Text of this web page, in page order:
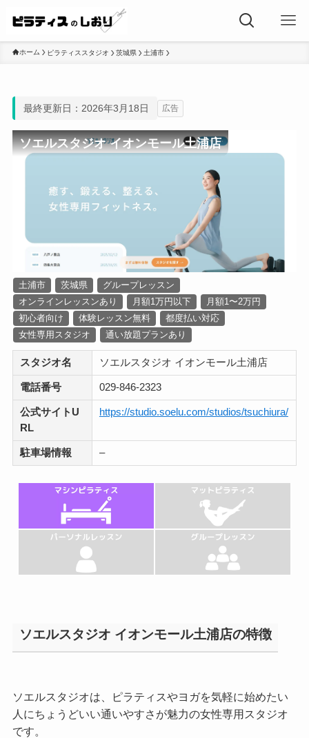
ホーム ピラティススタジオ 茨城県 土浦市
最終更新日：2026年3月18日 広告
ソエルスタジオ イオンモール土浦店
土浦市 茨城県
グループレッスン
オンラインレッスンあり
月額1万円以下
月額1〜2万円
初心者向け
体験レッスン無料
都度払い対応
女性専用スタジオ
通い放題プランあり
スタジオ名 ソエルスタジオ イオンモール土浦店
電話番号 029-846-2323
公式サイトU
RL
https://studio.soelu.com/studios/tsuchiura/
駐車場情報 –
ソエルスタジオ イオンモール土浦店の特徴
ソエルスタジオは、ピラティスやヨガを気軽に始めたい
人にちょうどいい通いやすさが魅力の女性専用スタジオ
です。